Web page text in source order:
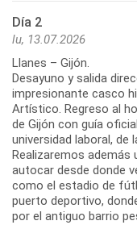
Día 2
lu, 13.07.2026
Llanes – Gijón.
Desayuno y salida
impresionante casco
Artístico. Regreso al
de Gijón con guía
universidad laboral, de
Realizaremos
autocar desde donde
como el estadio de
puerto deportivo,
por el antiguo barrio